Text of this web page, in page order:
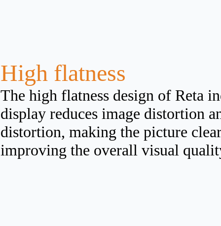
High flatness
The high flatness design of Reta
display reduces image distortion
distortion, making the picture
improving the overall visual